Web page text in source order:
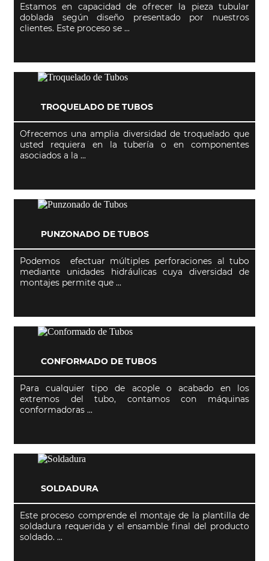
Estamos en capacidad de ofrecer la pieza tubular
doblada según diseño presentado por nuestros
clientes. Este proceso se ...
TROQUELADO DE TUBOS
Ofrecemos una amplia diversidad de troquelado que
usted requiera en la tubería o en componentes
asociados a la ...
PUNZONADO DE TUBOS
Podemos efectuar múltiples perforaciones al tubo
mediante unidades hidráulicas cuya diversidad de
montajes permite que ...
CONFORMADO DE TUBOS
Para cualquier tipo de acople o acabado en los
extremos del tubo, contamos con máquinas
conformadoras ...
SOLDADURA
Este proceso comprende el montaje de la plantilla de
soldadura requerida y el ensamble final del producto
soldado. ...